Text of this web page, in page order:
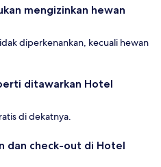
mengizinkan hewan
diperkenankan, kecuali hewan
ditawarkan Hotel
di dekatnya.
dan check-out di Hotel